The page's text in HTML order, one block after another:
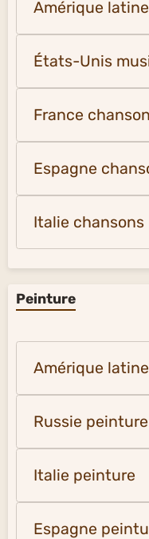
Amérique
États-Unis
France
Espagne
Italie chansons
Peinture
Amérique
Russie peinture
Italie peinture
Espagne